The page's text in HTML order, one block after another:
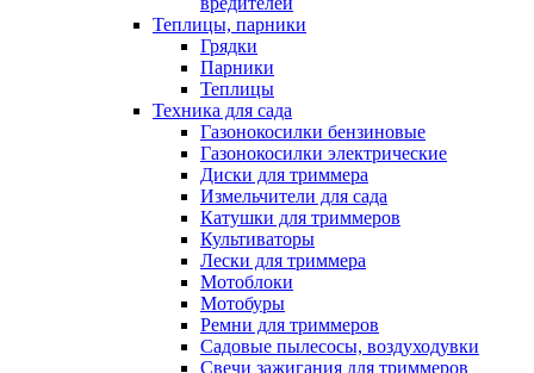
Теплицы, парники
Грядки
Парники
Теплицы
Техника для сада
Газонокосилки бензиновые
Газонокосилки электрические
Диски для триммера
Измельчители для сада
Катушки для триммеров
Культиваторы
Лески для триммера
Мотоблоки
Мотобуры
Ремни для триммеров
Садовые пылесосы, воздуходувки
Свечи зажигания для триммеров